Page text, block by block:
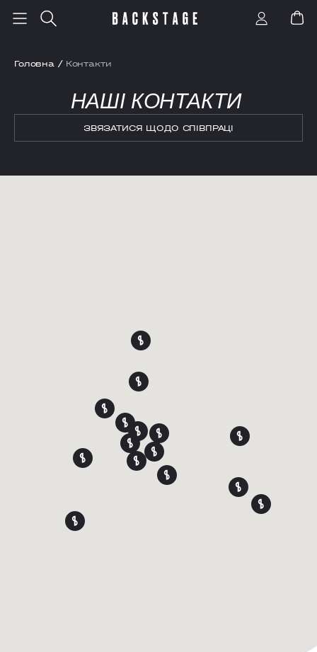
Головна / Контакти
НАШІ КОНТАКТИ
ЗВЯЗАТИСЯ ЩОДО СПІВПРАЦІ